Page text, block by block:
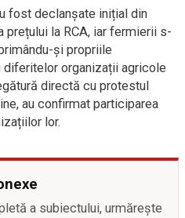
fost declanșate inițial din
la RCA, iar fermierii s-
și propriile
diferitelor organizații agricole
directă cu protestul
au confirmat participarea
lor.
a subiectului, urmărește